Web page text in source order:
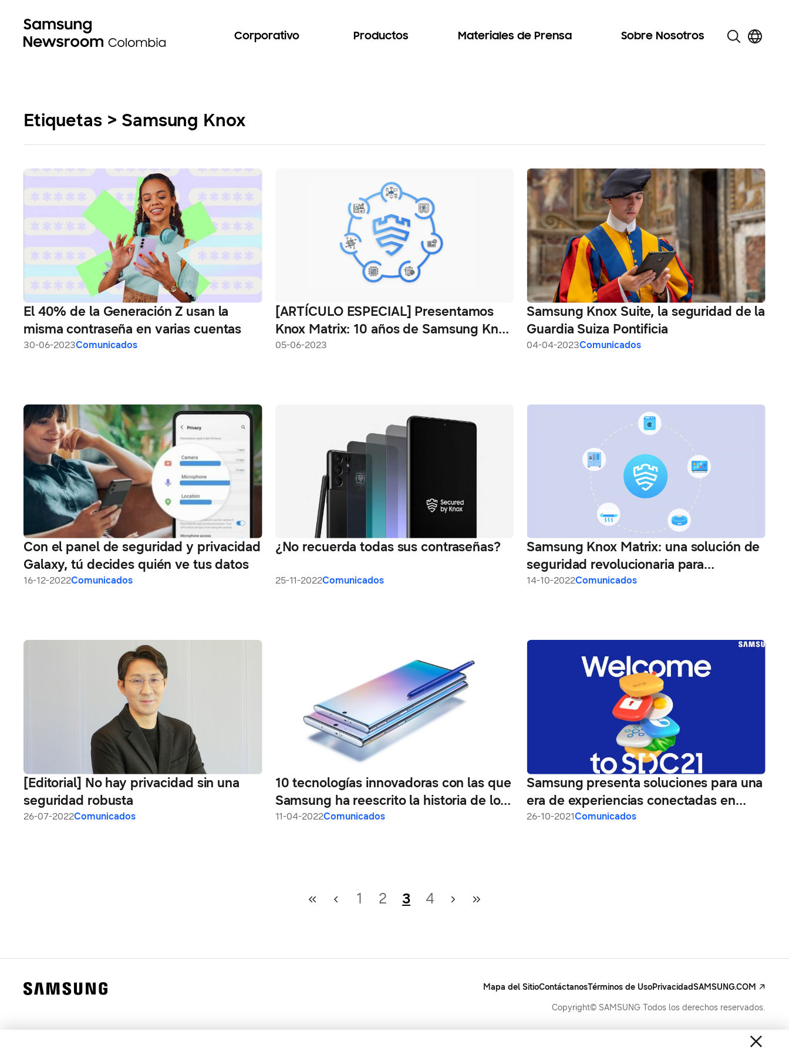
Corporativo Productos Materiales de Prensa Sobre Nosotros
Etiquetas > Samsung Knox
El 40% de la Generación Z usan la
misma contraseña en varias cuentas
30-06-2023Comunicados
[ARTÍCULO ESPECIAL] Presentamos
Knox Matrix: 10 años de Samsung Knox
Security y la visión de Samsung para
05-06-2023
Samsung Knox Suite, la seguridad de la
Guardia Suiza Pontificia
04-04-2023Comunicados
Con el panel de seguridad y privacidad
Galaxy, tú decides quién ve tus datos
16-12-2022Comunicados
¿No recuerda todas sus contraseñas?
25-11-2022Comunicados
Samsung Knox Matrix: una solución de
seguridad revolucionaria para
experiencias de dispositivos cruzados
14-10-2022Comunicados
[Editorial] No hay privacidad sin una
seguridad robusta
26-07-2022Comunicados
10 tecnologías innovadoras con las que
Samsung ha reescrito la historia de los
smartphones
11-04-2022Comunicados
Samsung presenta soluciones para una
era de experiencias conectadas en
Samsung Developer Conference 2021
26-10-2021Comunicados
1 2 3 4
Mapa del SitioContáctanosTérminos de UsoPrivacidadSAMSUNG.COM
Copyright© SAMSUNG Todos los derechos reservados.